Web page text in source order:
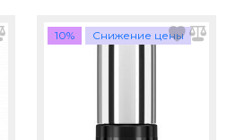
10% Снижение цены